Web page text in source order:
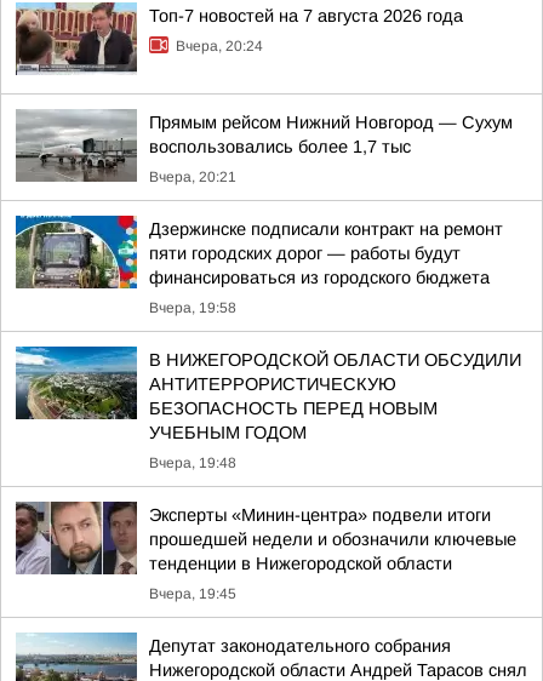
Топ-7 новостей на 7 августа 2026 года
Вчера, 20:24
Прямым рейсом Нижний Новгород — Сухум
воспользовались более 1,7 тыс
Вчера, 20:21
Дзержинске подписали контракт на ремонт
пяти городских дорог — работы будут
финансироваться из городского бюджета
Вчера, 19:58
В НИЖЕГОРОДСКОЙ ОБЛАСТИ ОБСУДИЛИ
АНТИТЕРРОРИСТИЧЕСКУЮ
БЕЗОПАСНОСТЬ ПЕРЕД НОВЫМ
УЧЕБНЫМ ГОДОМ
Вчера, 19:48
Эксперты «Минин-центра» подвели итоги
прошедшей недели и обозначили ключевые
тенденции в Нижегородской области
Вчера, 19:45
Депутат законодательного собрания
Нижегородской области Андрей Тарасов снял